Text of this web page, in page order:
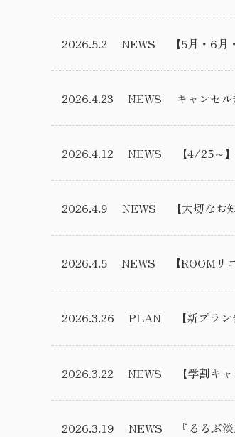
2026.5.2 NEWS 【5月・6
2026.4.23 NEWS キャンセ
2026.4.12 NEWS 【4/25～
2026.4.9 NEWS 【大切な
2026.4.5 NEWS 【ROOM
2026.3.26 PLAN 【新プラ
2026.3.22 NEWS 【学割キ
2026.3.19 NEWS 『るるぶ